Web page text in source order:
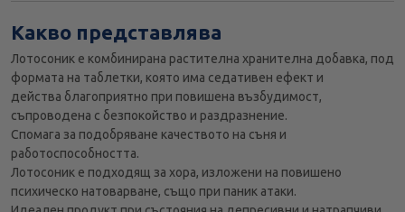
Какво представлява
Лотосоник е комбинирана растителна хранителна добавка, под
формата на таблетки, която има седативен ефект и
действа благоприятно при повишена възбудимост,
съпроводена с безпокойство и раздразнение.
Спомага за подобряване качеството на съня и
работоспособността.
Лотосоник е подходящ за хора, изложени на повишено
психическо натоварване, също при паник атаки.